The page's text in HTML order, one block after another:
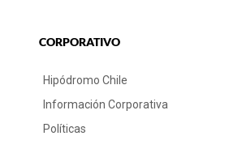
CORPORATIVO
Hipódromo Chile
Información Corporativa
Políticas